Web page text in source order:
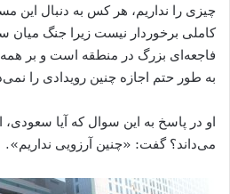
چیزی را نداریم، هر کس به دنبال این
کاملی برخوردار نیست زیرا جنگ میان
فاجعه‌ای بزرگ در منطقه است و بر
به طور حتم اجازه چنین رویدادی را
او در پاسخ به این سوال که آیا
می‌داند؟ گفت: «چنین آرزویی نداریم».